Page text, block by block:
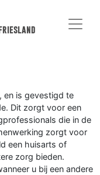
en is gevestigd te
Dit zorgt voor een
die in de
zorgt voor
een huisarts of
zorg bieden.
u bij een andere